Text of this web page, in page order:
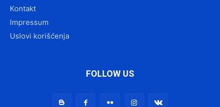
Kontakt
Impressum
Uslovi korišćenja
FOLLOW US